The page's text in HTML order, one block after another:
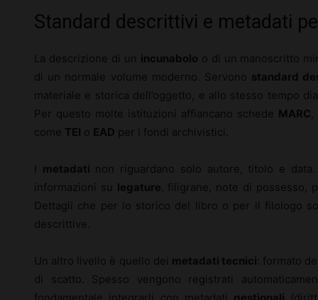
Standard descrittivi e metadati
La descrizione di un incunabolo o di un manoscritto
di un normale volume moderno. Servono standard
materiale e storica dell’oggetto, e allo stesso tempo
Per questo molte istituzioni affiancano schede MARC
come TEI o EAD per i fondi archivistici.
metadati non riguardano solo autore, titolo e
informazioni su legature , filigrane, note di possesso,
Dettagli che per lo storico del libro o per il filologo
descrittive.
Un altro livello è quello dei metadati tecnici : formato
di scatto. Spesso vengono registrati